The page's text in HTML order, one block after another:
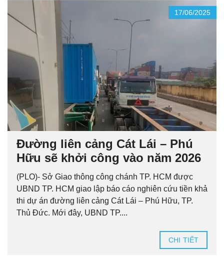
17/06/2025
Đường liên cảng Cát Lái – Phú
Hữu sẽ khởi công vào năm 2026
(PLO)- Sở Giao thông công chánh TP. HCM được
UBND TP. HCM giao lập báo cáo nghiên cứu tiền khả
thi dự án đường liên cảng Cát Lái – Phú Hữu, TP.
Thủ Đức. Mới đây, UBND TP....
CHI TIẾT